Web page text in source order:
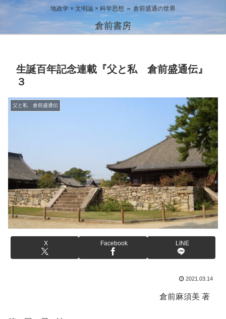
地政学 × 文明論 × 科学思想 ＝ 倉前盛通の世界
倉前書房
生誕百年記念連載『父と私 倉前盛通伝』
３
父と私 倉前盛通伝
X Facebook LINE
2021.03.14
倉前麻須美 著